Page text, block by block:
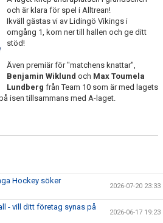
och är klara för spel i Alltrean!
Ikväll gästas vi av Lidingö Vikings i
omgång 1, kom ner till hallen och ge ditt
stöd!
Även premiär för "matchens knattar",
Benjamin Wiklund och Max Toumela
Lundberg från Team 10 som är med lagets
isen tillsammans med A-laget.
Hockey söker
2026-07-20 23:33
- vill ditt företag synas på
2026-06-17 19:23